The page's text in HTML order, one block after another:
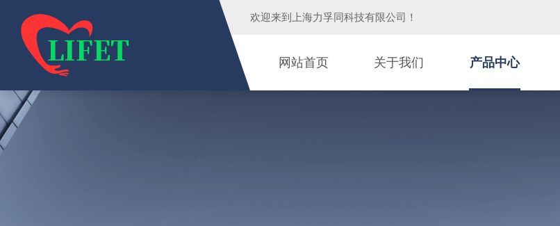
欢迎来到 上海力孚同科技有限公司 ！
网站首页 关于我们 产品中心